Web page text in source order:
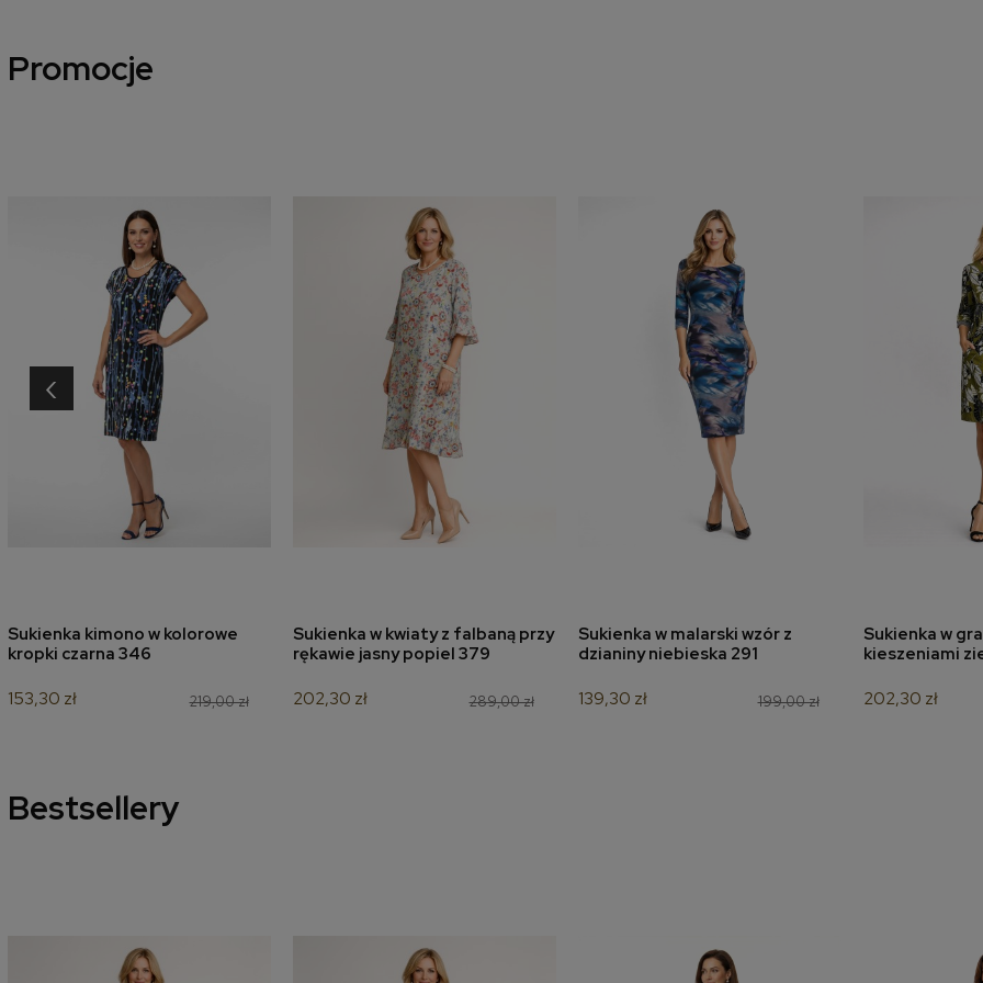
Promocje
dodaj do koszyka
Sukienka kimono w kolorowe
kropki czarna 346
219,00 zł
153,30 zł
dodaj do koszyka
Sukienka w kwiaty z falbaną przy
rękawie jasny popiel 379
289,00 zł
202,30 zł
dodaj do koszyka
Sukienka w malarski wzór z
dzianiny niebieska 291
199,00 zł
139,30 zł
dodaj
Sukienka w
kieszeniami
202,30 zł
‹
Bestsellery